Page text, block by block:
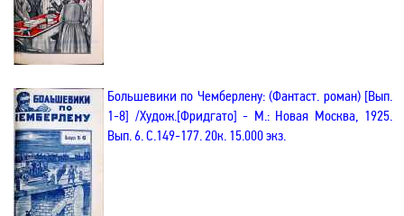
Большевики по Чемберлену:(Фантаст. роман) [Вып.
1-8] /Худож.[Фридгато] - М.: Новая Москва, 1925.
Вып. 6. С.149-177. 20к. 15.000 экз.